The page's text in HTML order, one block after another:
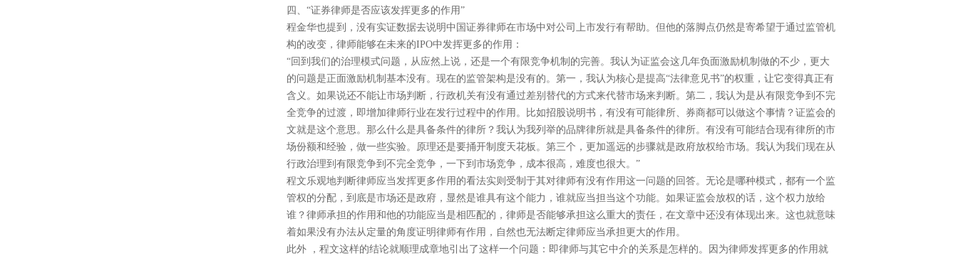
四、“证券律师是否应该发挥更多的作用”
程金华也提到，没有实证数据去说明中国证券律师在市场中对公司上市发行有帮助。但他的落脚点仍然是寄希望于通过监管机
构的改变，律师能够在未来的IPO中发挥更多的作用：
“回到我们的治理模式问题，从应然上说，还是一个有限竞争机制的完善。我认为证监会这几年负面激励机制做的不少，更大
的问题是正面激励机制基本没有。现在的监管架构是没有的。第一，我认为核心是提高“法律意见书”的权重，让它变得真正有
含义。如果说还不能让市场判断，行政机关有没有通过差别替代的方式来代替市场来判断。第二，我认为是从有限竞争到不完
全竞争的过渡，即增加律师行业在发行过程中的作用。比如招股说明书，有没有可能律所、券商都可以做这个事情？证监会的
文就是这个意思。那么什么是具备条件的律所？我认为我列举的品牌律所就是具备条件的律所。有没有可能结合现有律所的市
场份额和经验，做一些实验。原理还是要捅开制度天花板。第三个，更加遥远的步骤就是政府放权给市场。我认为我们现在从
行政治理到有限竞争到不完全竞争，一下到市场竞争，成本很高，难度也很大。”
程文乐观地判断律师应当发挥更多作用的看法实则受制于其对律师有没有作用这一问题的回答。无论是哪种模式，都有一个监
管权的分配，到底是市场还是政府，显然是谁具有这个能力，谁就应当担当这个功能。如果证监会放权的话，这个权力放给
谁？律师承担的作用和他的功能应当是相匹配的，律师是否能够承担这么重大的责任，在文章中还没有体现出来。这也就意味
着如果没有办法从定量的角度证明律师有作用，自然也无法断定律师应当承担更大的作用。
此外
，程文这样的结论就顺理成章地引出了这样一个问题：即律师与其它中介的关系是怎样的。因为律师发挥更多的作用就